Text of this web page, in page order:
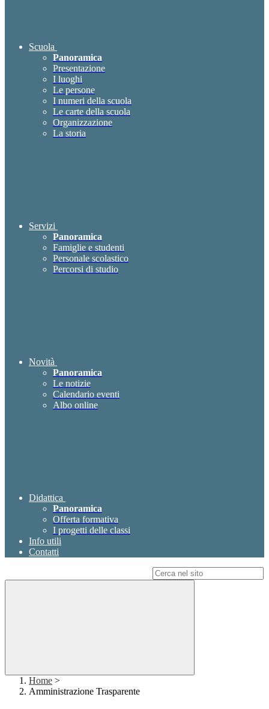
Scuola
Panoramica
Presentazione
I luoghi
Le persone
I numeri della scuola
Le carte della scuola
Organizzazione
La storia
Servizi
Panoramica
Famiglie e studenti
Personale scolastico
Percorsi di studio
Novità
Panoramica
Le notizie
Calendario eventi
Albo online
Didattica
Panoramica
Offerta formativa
I progetti delle classi
Info utili
Contatti
Home >
Amministrazione Trasparente